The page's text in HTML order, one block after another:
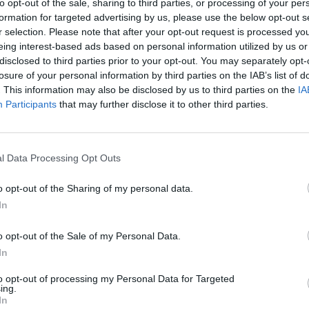
opt-out of the sale, sharing to third parties, or processing of your
for targeted advertising by us, please use the below opt-out
selection. Please note that after your opt-out request is processed
interest-based ads based on personal information utilized by us
to third parties prior to your opt-out. You may separately
of your personal information by third parties on the IAB’s list of
This information may also be disclosed by us to third parties on the
Participants that may further disclose it to other third parties.
Data Processing Opt Outs
opt-out of the Sharing of my personal data.
opt-out of the Sale of my Personal Data.
opt-out of processing my Personal Data for Targeted
a települési hulladék újrafeldolgozási aránya
csökken a hulladék
százalék volt, ami ugyan elmarad az unió 47,4
(V4) tagállamai között a legjobb adat. Ugyanakkor
is Magyarországon, és a csökkenés
esetében megfigyelhetők, így a
veszélyes hulladék is jelentősen elmarad
a magyar értéket valamennyi, a V4
tette hozzá Boros Anita.